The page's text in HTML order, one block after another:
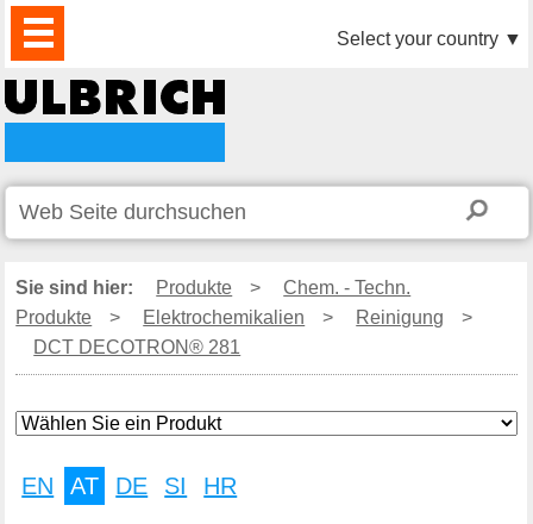
PRODUKTE
AKTUELLES
DOWNLOAD
VIDEO
PARTNER
UNTERNEHMEN
KONTAKTE Select your country ▼
Sie sind hier: Produkte >
Chem. - Techn.
Produkte
> Elektrochemikalien > Reinigung
>
DCT DECOTRON® 281
EN AT DE SI HR